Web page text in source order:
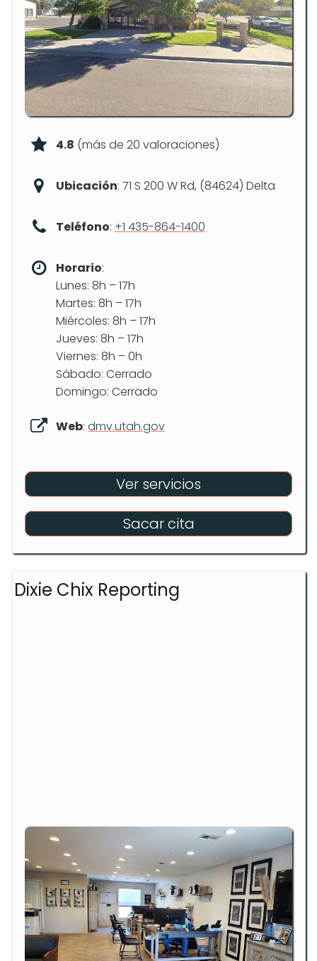
4.8 (más de 20 valoraciones)
Ubicación: 71 S 200 W Rd, (84624) Delta
Teléfono: +1 435-864-1400
Horario:
Lunes: 8h – 17h
Martes: 8h – 17h
Miércoles: 8h – 17h
Jueves: 8h – 17h
Viernes: 8h – 0h
Sábado: Cerrado
Domingo: Cerrado
Web: dmv.utah.gov
Ver servicios
Sacar cita
Dixie Chix Reporting